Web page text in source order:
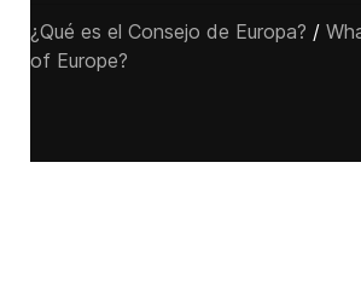
¿Qué es el Consejo de Europa? /
of Europe?